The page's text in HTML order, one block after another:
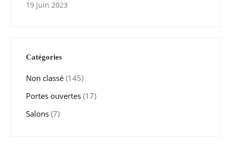
19 juin 2023
Catégories
Non classé (145)
Portes ouvertes (17)
Salons (7)